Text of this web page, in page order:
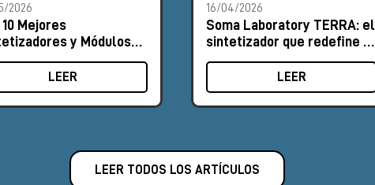
2026
10 Mejores
y Módulos
2026
LEER
16/04/2026
Soma Laboratory TERRA: el
sintetizador que redefine la
relación entre humano y
LEER
LEER TODOS LOS ARTÍCULOS